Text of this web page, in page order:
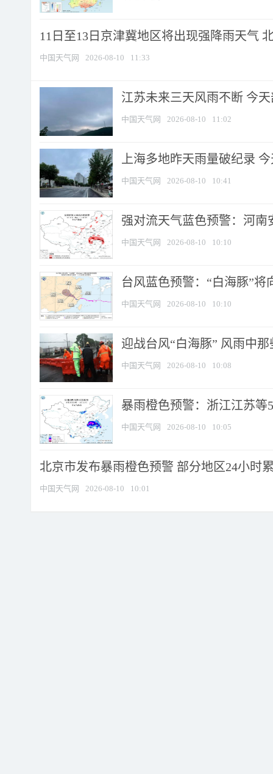
11日至13日京津冀地区将出现强降雨天气
中国天气网 2026-08-10 11:33
江苏未来三天风雨不断 今
中国天气网 2026-08-10 11:02
上海多地昨天雨量破纪录
中国天气网 2026-08-10 10:41
强对流天气蓝色预警：河南
中国天气网 2026-08-10 10:10
台风蓝色预警：“白海豚”
中国天气网 2026-08-10 10:10
迎战台风“白海豚” 风雨中
中国天气网 2026-08-10 10:08
暴雨橙色预警：浙江江苏等
中国天气网 2026-08-10 10:05
北京市发布暴雨橙色预警 部分地区24小时
中国天气网 2026-08-10 10:01